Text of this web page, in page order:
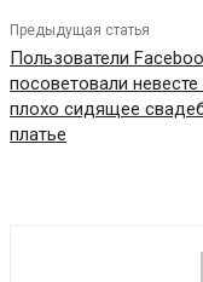
Предыдущая статья
Пользователи
посоветовали
плохо сидящее
платье